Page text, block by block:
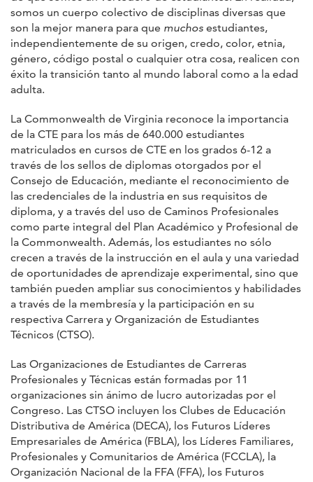
somos un cuerpo colectivo de disciplinas diversas que
son la mejor manera para que muchos estudiantes,
independientemente de su origen, credo, color, etnia,
género, código postal o cualquier otra cosa, realicen con
éxito la transición tanto al mundo laboral como a la edad
adulta.
La Commonwealth de Virginia reconoce la importancia
de la CTE para los más de 640.000 estudiantes
matriculados en cursos de CTE en los grados 6-12 a
través de los sellos de diplomas otorgados por el
Consejo de Educación, mediante el reconocimiento de
las credenciales de la industria en sus requisitos de
diploma, y a través del uso de Caminos Profesionales
como parte integral del Plan Académico y Profesional de
la Commonwealth. Además, los estudiantes no sólo
crecen a través de la instrucción en el aula y una variedad
de oportunidades de aprendizaje experimental, sino que
también pueden ampliar sus conocimientos y habilidades
a través de la membresía y la participación en su
respectiva Carrera y Organización de Estudiantes
Técnicos (CTSO).
Las Organizaciones de Estudiantes de Carreras
Profesionales y Técnicas están formadas por 11
organizaciones sin ánimo de lucro autorizadas por el
Congreso. Las CTSO incluyen los Clubes de Educación
Distributiva de América (DECA), los Futuros Líderes
Empresariales de América (FBLA), los Líderes Familiares,
Profesionales y Comunitarios de América (FCCLA), la
Organización Nacional de la FFA (FFA), los Futuros